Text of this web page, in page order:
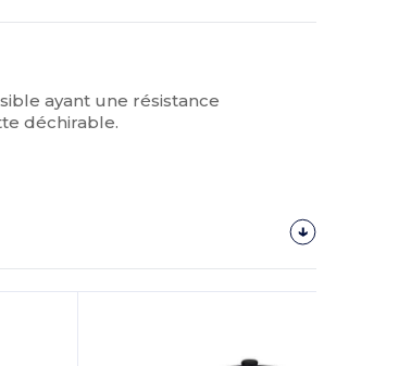
ayant une résistance
déchirable.